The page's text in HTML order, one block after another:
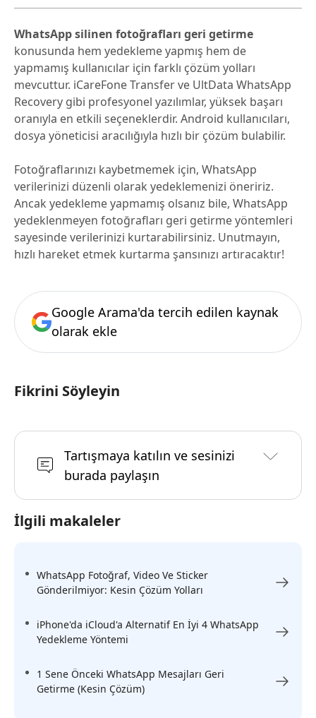
WhatsApp silinen fotoğrafları geri getirme
konusunda hem yedekleme yapmış hem de
yapmamış kullanıcılar için farklı çözüm yolları
mevcuttur. iCareFone Transfer ve UltData WhatsApp
Recovery gibi profesyonel yazılımlar, yüksek başarı
oranıyla en etkili seçeneklerdir. Android kullanıcıları,
dosya yöneticisi aracılığıyla hızlı bir çözüm bulabilir.
Fotoğraflarınızı kaybetmemek için, WhatsApp
verilerinizi düzenli olarak yedeklemenizi öneririz.
Ancak yedekleme yapmamış olsanız bile, WhatsApp
yedeklenmeyen fotoğrafları geri getirme yöntemleri
sayesinde verilerinizi kurtarabilirsiniz. Unutmayın,
hızlı hareket etmek kurtarma şansınızı artıracaktır!
Google Arama'da tercih edilen kaynak
olarak ekle
Fikrini Söyleyin
Tartışmaya katılın ve sesinizi
burada paylaşın
İlgili makaleler
WhatsApp Fotoğraf, Video Ve Sticker
Gönderilmiyor: Kesin Çözüm Yolları
iPhone'da iCloud'a Alternatif En İyi 4 WhatsApp
Yedekleme Yöntemi
1 Sene Önceki WhatsApp Mesajları Geri
Getirme (Kesin Çözüm)